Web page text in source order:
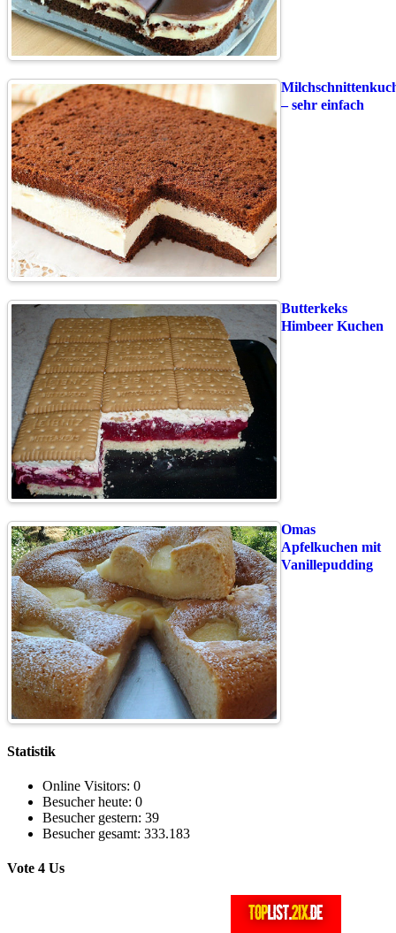
– sehr einfach
Butterkeks
Himbeer Kuchen
Omas
Apfelkuchen mit
Vanillepudding
Statistik
Online Visitors: 0
Besucher heute: 0
Besucher gestern: 39
Besucher gesamt: 333.183
Vote 4 Us